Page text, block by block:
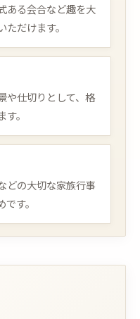
ある会合など趣を大
だけます。
や仕切りとして、格
。
どの大切な家族行事
す。